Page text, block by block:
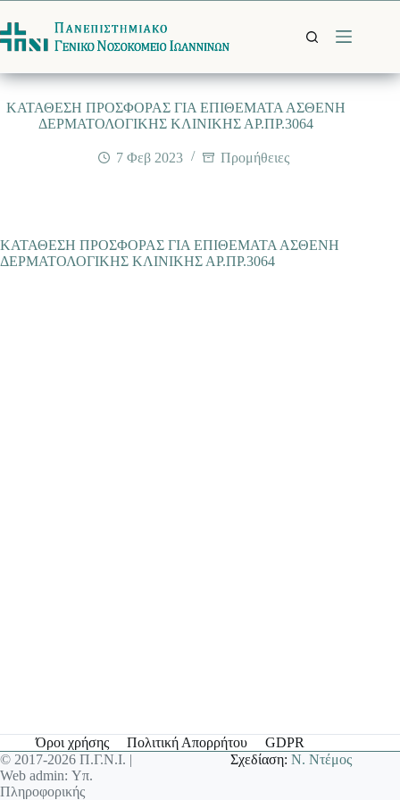
στο
περιεχόμενο
ΚΑΤΑΘΕΣΗ ΠΡΟΣΦΟΡΑΣ ΓΙΑ ΕΠΙΘΕΜΑΤΑ ΑΣΘΕΝΗ
ΔΕΡΜΑΤΟΛΟΓΙΚΗΣ ΚΛΙΝΙΚΗΣ ΑΡ.ΠΡ.3064
7 Φεβ 2023 Προμήθειες
ΚΑΤΑΘΕΣΗ ΠΡΟΣΦΟΡΑΣ ΓΙΑ ΕΠΙΘΕΜΑΤΑ ΑΣΘΕΝΗ
ΔΕΡΜΑΤΟΛΟΓΙΚΗΣ ΚΛΙΝΙΚΗΣ ΑΡ.ΠΡ.3064
Όροι χρήσης Πολιτική Απορρήτου
GDPR
© 2017-2026 Π.Γ.Ν.Ι. |
Web admin: Υπ.
Πληροφορικής
Σχεδίαση:Ν. Ντέμος